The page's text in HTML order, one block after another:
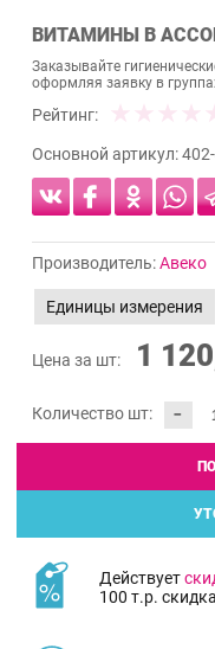
ВИТАМИНЫ В
Заказывайте
оформляя заявку в
Рейтинг:
Основной артикул:
Производитель:Авеко
Единицы измерения
Цена за шт: 1
Количество шт: -
Действует
100 т.р.